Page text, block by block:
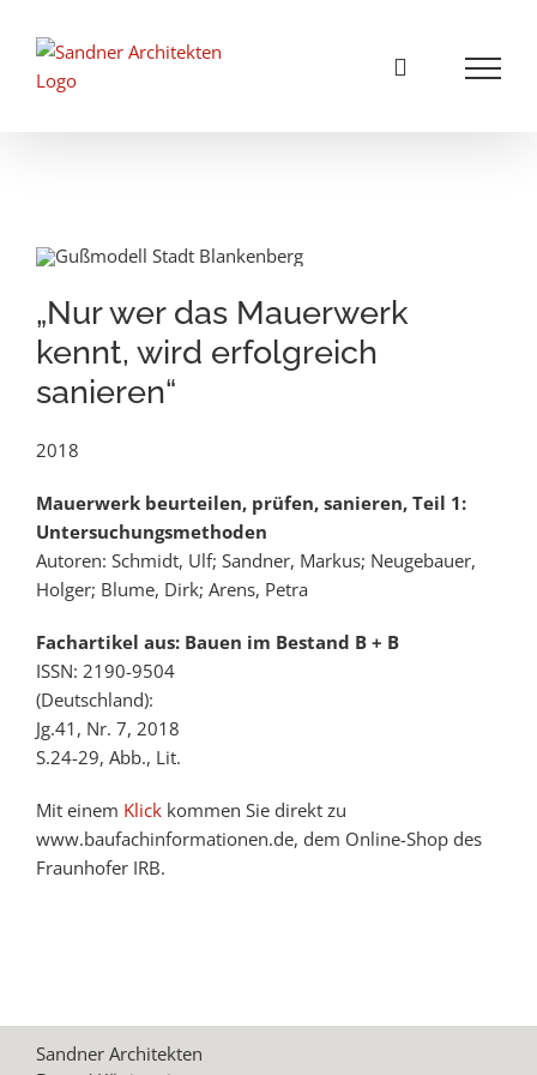
Inhalt
springen
„Nur wer das Mauerwerk
kennt, wird erfolgreich
sanieren“
2018
Mauerwerk beurteilen, prüfen, sanieren, Teil 1:
Untersuchungsmethoden
Autoren: Schmidt, Ulf; Sandner, Markus; Neugebauer,
Holger; Blume, Dirk; Arens, Petra
Fachartikel aus: Bauen im Bestand B + B
ISSN: 2190-9504
(Deutschland):
Jg.41, Nr. 7, 2018
S.24-29, Abb., Lit.
Mit einem Klick kommen Sie direkt zu
www.baufachinformationen.de, dem Online-Shop des
Fraunhofer IRB.
Sandner Architekten